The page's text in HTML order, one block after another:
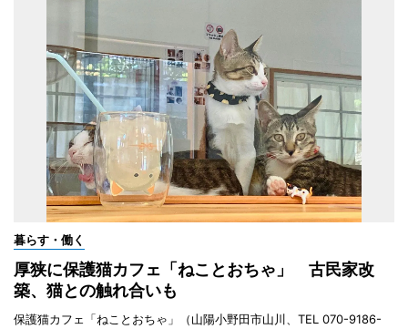
暮らす・働く
厚狭に保護猫カフェ「ねことおちゃ」 古民家改
築、猫との触れ合いも
保護猫カフェ「ねことおちゃ」（山陽小野田市山川、TEL 070-9186-